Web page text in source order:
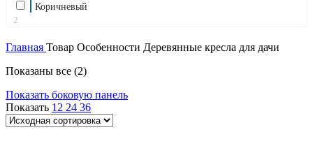
Коричневый
2
Главная Товар Особенности Деревянные кресла для дачи
Показаны все (2)
Показать боковую панель
Показать 12 24 36